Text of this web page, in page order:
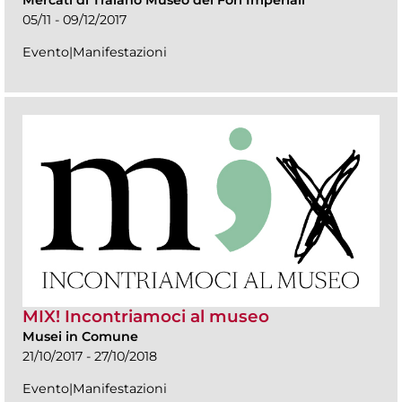
05/11 - 09/12/2017
Evento|Manifestazioni
MIX! Incontriamoci al museo
Musei in Comune
21/10/2017 - 27/10/2018
Evento|Manifestazioni